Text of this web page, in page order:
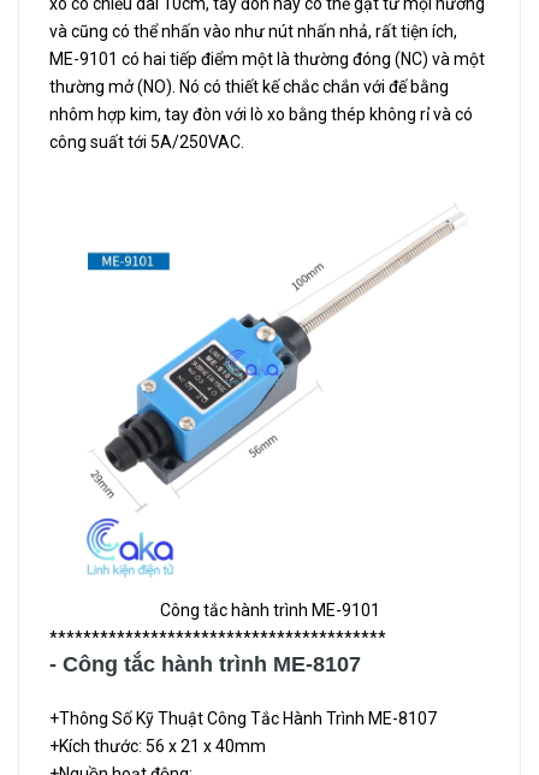
và cũng có thể nhấn vào như nút nhấn nhả, rất tiện ích,
ME-9101 có hai tiếp điểm một là thường đóng (NC) và một
thường mở (NO). Nó có thiết kế chắc chắn với đế bằng
nhôm hợp kim, tay đòn với lò xo bằng thép không rỉ và có
công suất tới 5A/250VAC.
Công tắc hành trình ME-9101
****************************************
- Công tắc hành trình ME-8107
+Thông Số Kỹ Thuật Công Tắc Hành Trình ME-8107
+Kích thước: 56 x 21 x 40mm